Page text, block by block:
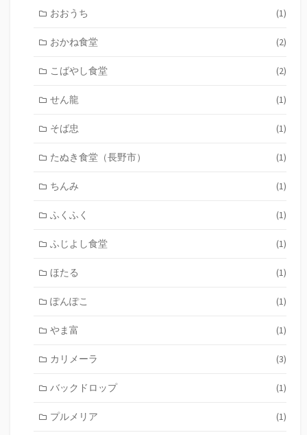
おおうち (1)
おかね食堂 (2)
こばやし食堂 (2)
せん龍 (1)
そば忠 (1)
たぬき食堂（長野市） (1)
ちんみ (1)
ふくふく (1)
ふじよし食堂 (1)
ほたる (1)
ぽんぽこ (1)
やま富 (1)
カリメーラ (3)
バックドロップ (1)
プルメリア (1)